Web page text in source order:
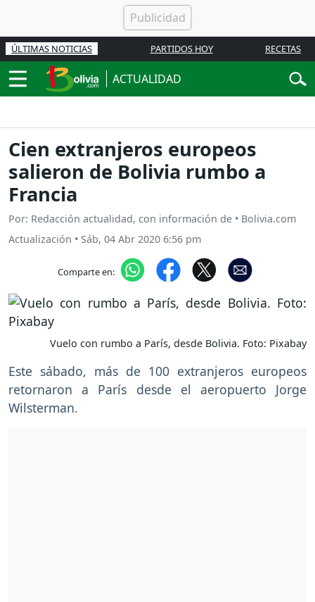
ÚLTIMAS NOTICIAS PARTIDOS HOY RECETAS
ACTUALIDAD
Cien extranjeros europeos
salieron de Bolivia rumbo a
Francia
Por: Redacción actualidad, con información de • Bolivia.com
Actualización • Sáb, 04 Abr 2020 6:56 pm
Comparte en:
Vuelo con rumbo a París, desde Bolivia. Foto: Pixabay
Este sábado, más de 100 extranjeros europeos
retornaron a París desde el aeropuerto Jorge
Wilsterman.